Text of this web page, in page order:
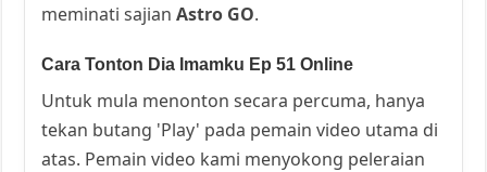
meminati sajianAstro GO.
Cara Tonton Dia Imamku Ep 51 Online
Untuk mula menonton secara percuma, hanya
tekan butang 'Play' pada pemain video utama di
atas. Pemain video kami menyokong peleraian